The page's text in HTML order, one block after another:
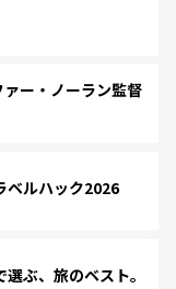
ー・ノーラン監督
ルハック2026
ぶ、旅のベスト。